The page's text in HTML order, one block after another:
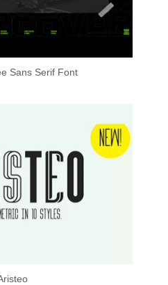
Sans Serif Font